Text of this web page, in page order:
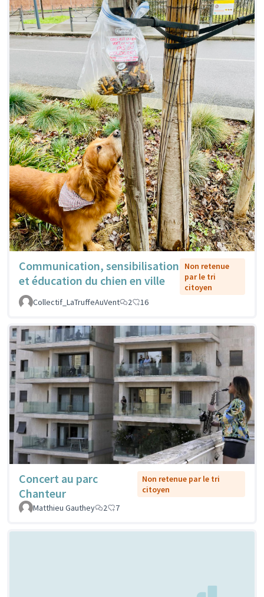
Communication, sensibilisation
et éducation du chien en ville
Non retenue
par le tri
citoyen
Collectif_LaTruffeAuVent
2 16
Concert au parc
Chanteur
Non retenue par le tri
citoyen
Matthieu Gauthey
2 7